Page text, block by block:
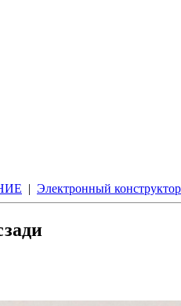
| Электронный